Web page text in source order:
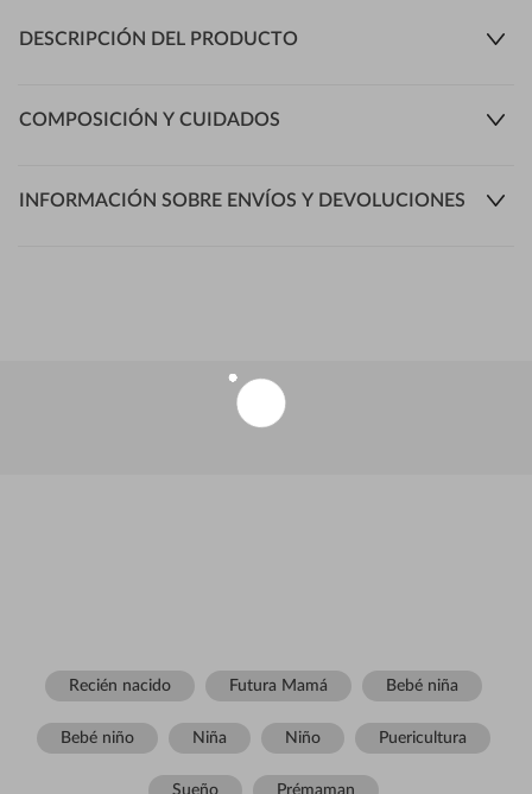
DESCRIPCIÓN DEL PRODUCTO
COMPOSICIÓN Y CUIDADOS
INFORMACIÓN SOBRE ENVÍOS Y DEVOLUCIONES
Recién nacido Futura Mamá Bebé niña
Bebé niño Niña Niño Puericultura
Sueño Prémaman